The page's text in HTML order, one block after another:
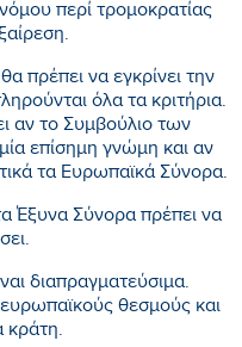
περί τρομοκρατίας
πρέπει να εγκρίνει την
όλα τα κριτήρια.
αν το Συμβούλιο των
επίσημη γνώμη και αν
τα Ευρωπαϊκά Σύνορα.
Έξυνα Σύνορα πρέπει να
διαπραγματεύσιμα.
θεσμούς και
κράτη.